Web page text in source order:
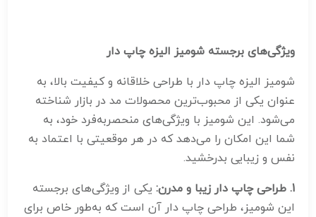
ویژگی‌های برجسته شومیز الیزه چاپ دار
شومیز الیزه چاپ دار با طراحی خلاقانه و کیفیت بالا، به
عنوان یکی از محبوب‌ترین محصولات مد در بازار شناخته
می‌شود. این شومیز با ویژگی‌های منحصربه‌فرد خود، به
شما این امکان را می‌دهد که در هر موقعیتی با اعتماد به
نفس و زیبایی بدرخشید.
1. طراحی چاپ دار زیبا و مدرن: یکی از ویژگی‌های برجسته
این شومیز، طراحی چاپ دار آن است که به‌طور خاص برای